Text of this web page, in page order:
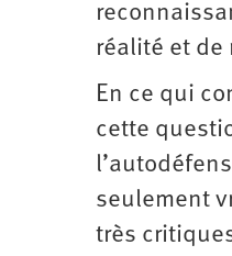
réalité et de
En ce qui
cette
seulement
très